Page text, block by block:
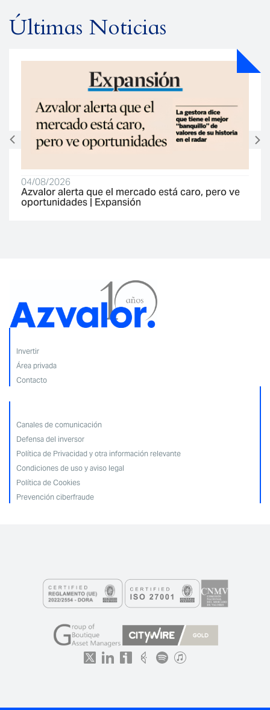
Últimas Noticias
04/08/2026
Azvalor alerta que el mercado está caro, pero ve
oportunidades | Expansión
Invertir
Área privada
Contacto
Canales de comunicación
Defensa del inversor
Política de Privacidad y otra información relevante
Condiciones de uso y aviso legal
Política de Cookies
Prevención ciberfraude